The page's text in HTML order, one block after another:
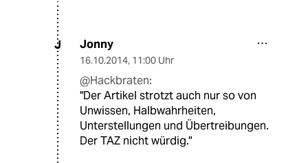
J Jonny
16.10.2014, 11:00 Uhr
@Hackbraten:
"Der Artikel strotzt auch nur so von
Unwissen, Halbwahrheiten,
Unterstellungen und Übertreibungen.
Der TAZ nicht würdig."